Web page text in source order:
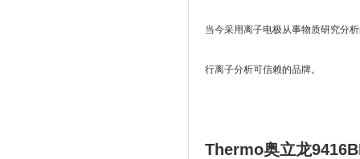
当今采用离子电极从事物质研究分
行离子分析可信赖的品牌。
Thermo奥立龙